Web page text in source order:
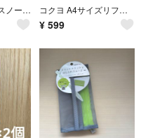
コクヨ キャンパスノート セミB5 英習罫 13段 30枚3冊とキャンパスノート2冊 コクヨ A4サイズリフィル2ポケット 10枚入 × 3パックセット
¥ 599